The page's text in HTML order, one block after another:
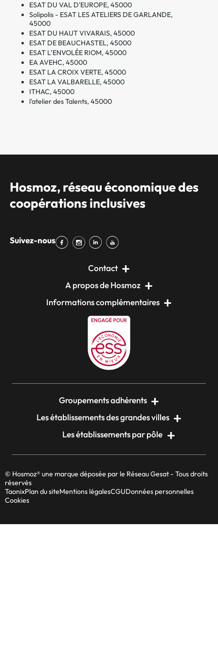
ESAT DU VAL D'EUROPE, 45000
Solipolis - ESAT LES ATELIERS DE GARLANDE,
45000
ESAT DU HAUT VIVARAIS, 45000
ESAT DE BEAUCHASTEL, 45000
ESAT L’ENVOLÉE RIOM, 45000
EA AVEHC, 45000
ESAT LA CROIX VERTE, 45000
ESAT LA VALBARELLE, 45000
ITHAC, 45000
l'atelier des Talents, 45000
Hosmoz, réseau économique des
coopérations inclusives
Suivez-nous
Contact
A propos de Hosmoz
Informations complémentaires
Groupements adhérents
Les établissements des grandes villes
Les établissements par pôle
© Hosmoz® une marque déposée par le Réseau Gesat - Tous droits
réservés
TaonixPlan du siteMentions légalesCGUDonnées personnelles
Cookies